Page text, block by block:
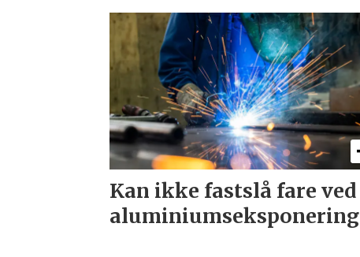
Kan ikke fastslå fare ved
aluminiumseksponering